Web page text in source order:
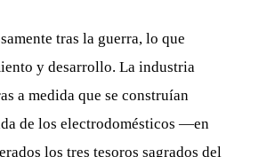
tras la guerra, lo que
y desarrollo. La industria
a medida que se construían
de los electrodomésticos —en
los tres tesoros sagrados del